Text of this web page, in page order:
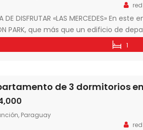
red
DE DISFRUTAR «LAS MERCEDES»
PARK, que más que un edificio de
parque en alturas de la ciudad.
y personas, […]
1
Paraguay
red